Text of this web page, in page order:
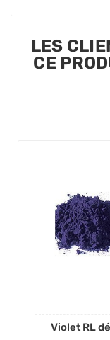
LES
CE
Violet RL